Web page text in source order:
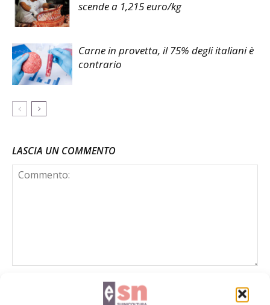
scende a 1,215 euro/kg
Carne in provetta, il 75% degli italiani è
contrario
LASCIA UN COMMENTO